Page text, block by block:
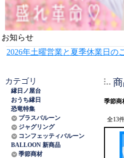
お知らせ
2026年土曜営業と夏季休業日の
カテゴリ
縁日ノ屋台
おうち縁日
恐竜特集
プラスバルーン
ジャグリング
コンフェッティバルーン
BALLOON 新商品
季節商材
季節商
全13